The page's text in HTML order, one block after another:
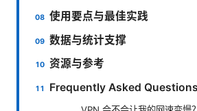
使用要点与最佳实践
数据与统计支撑
资源与参考
Frequently Asked